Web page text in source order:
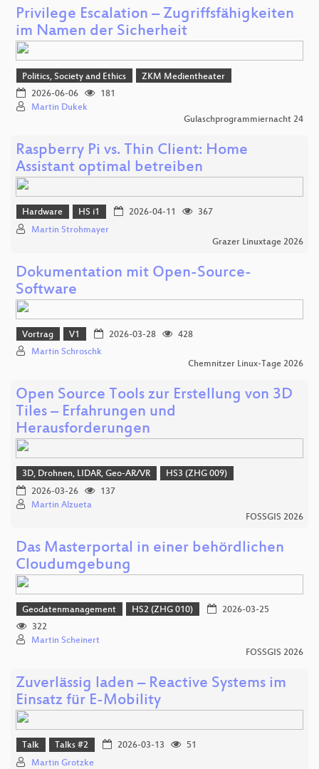
Privilege Escalation – Zugriffsfähigkeiten
im Namen der Sicherheit
Politics, Society and Ethics
ZKM Medientheater
2026-06-06
181
Martin Dukek
Gulaschprogrammiernacht 24
Raspberry Pi vs. Thin Client: Home
Assistant optimal betreiben
Hardware HS i1 2026-04-11
367
Martin Strohmayer
Grazer Linuxtage 2026
Dokumentation mit Open-Source-
Software
Vortrag V1 2026-03-28
428
Martin Schroschk
Chemnitzer Linux-Tage 2026
Open Source Tools zur Erstellung von 3D
Tiles – Erfahrungen und
Herausforderungen
3D, Drohnen, LIDAR, Geo-AR/VR
HS3 (ZHG 009)
2026-03-26
137
Martin Alzueta
FOSSGIS 2026
Das Masterportal in einer behördlichen
Cloudumgebung
Geodatenmanagement HS2 (ZHG 010)
2026-03-25
322
Martin Scheinert
FOSSGIS 2026
Zuverlässig laden – Reactive Systems im
Einsatz für E-Mobility
Talk Talks #2 2026-03-13
51
Martin Grotzke